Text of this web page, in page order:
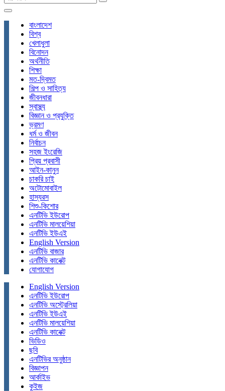
বাংলাদেশ
বিশ্ব
খেলাধুলা
বিনোদন
অর্থনীতি
শিক্ষা
মত-দ্বিমত
শিল্প ও সাহিত্য
জীবনধারা
স্বাস্থ্য
বিজ্ঞান ও প্রযুক্তি
ভ্রমণ
ধর্ম ও জীবন
নির্বাচন
সহজ ইংরেজি
প্রিয় প্রবাসী
আইন-কানুন
চাকরি চাই
অটোমোবাইল
হাস্যরস
শিশু-কিশোর
এনটিভি ইউরোপ
এনটিভি মালয়েশিয়া
এনটিভি ইউএই
English Version
এনটিভি বাজার
এনটিভি কানেক্ট
যোগাযোগ
English Version
এনটিভি ইউরোপ
এনটিভি অস্ট্রেলিয়া
এনটিভি ইউএই
এনটিভি মালয়েশিয়া
এনটিভি কানেক্ট
ভিডিও
ছবি
এনটিভির অনুষ্ঠান
বিজ্ঞাপন
আর্কাইভ
কুইজ